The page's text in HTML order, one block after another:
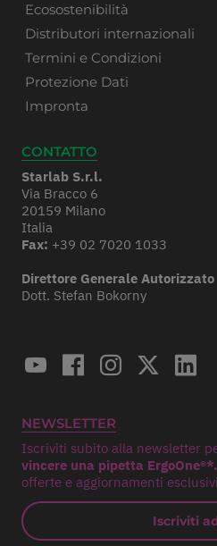
Ecosostenibilità
Distributori internazionali
Termini e Condizioni
Protezione Dati
Impronta
CONTATTO
Starlab S.r.l.
Via Bracco 6
20159 Milano
Italia
Fax: +39 02 7020 1033
Direttore Generale Autorizzato
Dott. Stefan Bokorny
NEWSLETTER
Iscriviti subito alla newsletter
vincere una pipetta ErgoOne®*.
offerte e aggiornamenti
Iscriviti